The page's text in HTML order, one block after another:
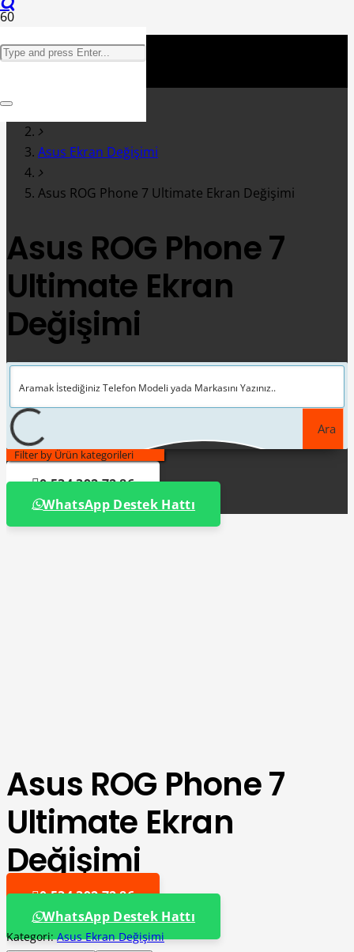
Asus Ekran Değişimi
Asus ROG Phone 7 Ultimate Ekran Değişimi
Asus ROG Phone 7
Ultimate Ekran
Değişimi
Ara
Filter by Ürün kategorileri
0 534 392 72 86
WhatsApp Destek Hattı
Asus ROG Phone 7
Ultimate Ekran
Değişimi
0 534 392 72 86
WhatsApp Destek Hattı
Kategori:Asus Ekran Değişimi